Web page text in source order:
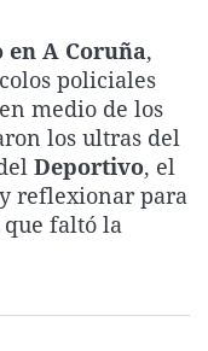
Gente viajera
Como el perro y el
Retornados
Equipo de
Operación Viuda
Galicia
La Rioja
Navarra
País Vasco
Televisión
Elecciones
en A Coruña,
policiales
medio de los
los ultras del
Deportivo, el
reflexionar para
que faltó la